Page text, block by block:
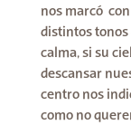
nos marcó
distintos tonos
calma, si su
descansar
centro nos
como no